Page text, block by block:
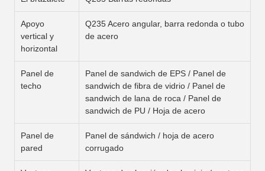
Apoyo
vertical y
horizontal
Q235 Acero angular, barra redonda o tubo
de acero
Panel de
techo
Panel de sandwich de EPS / Panel de
sandwich de fibra de vidrio / Panel de
sandwich de lana de roca / Panel de
sandwich de PU / Hoja de acero
Panel de
pared
Panel de sándwich / hoja de acero
corrugado